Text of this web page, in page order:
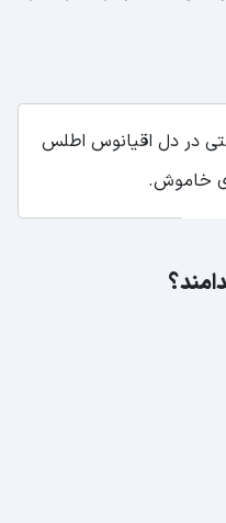
در دل اقیانوس اطلس
خاموش.